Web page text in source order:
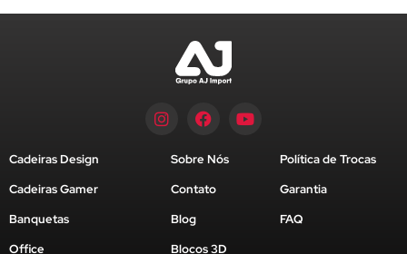
Cadeiras Design
Cadeiras Gamer
Banquetas
Office
Sobre Nós
Contato
Blog
Blocos 3D
Política de Trocas
Garantia
FAQ